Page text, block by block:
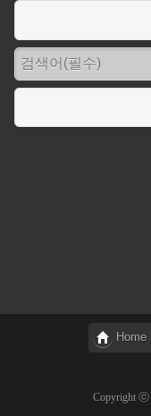
Home
Copyright ⓒ